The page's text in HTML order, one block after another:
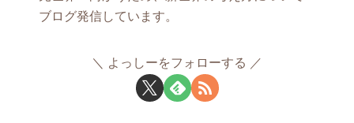
ブログ発信しています。
よっしーをフォローする